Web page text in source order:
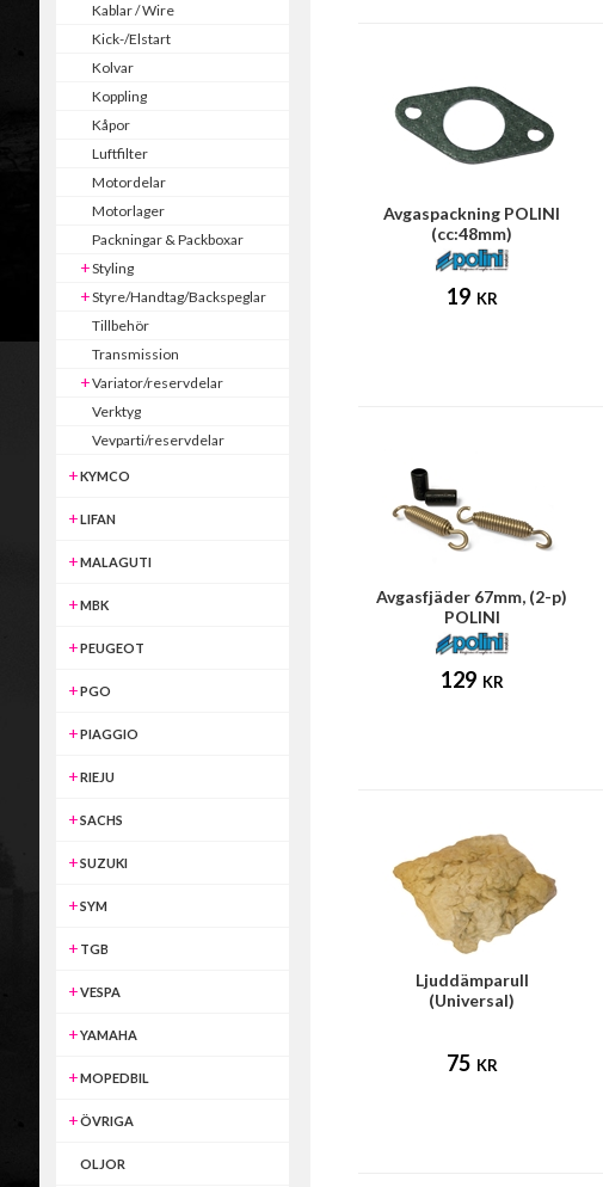
Kablar / Wire
Kick-/Elstart
Kolvar
Koppling
Kåpor
Luftfilter
Motordelar
Motorlager
Packningar & Packboxar
Styling
Styre/Handtag/Backspeglar
Tillbehör
Transmission
Variator/reservdelar
Verktyg
Vevparti/reservdelar
KYMCO
LIFAN
MALAGUTI
MBK
PEUGEOT
PGO
PIAGGIO
RIEJU
SACHS
SUZUKI
SYM
TGB
VESPA
YAMAHA
MOPEDBIL
ÖVRIGA
OLJOR
Avgaspackning POLINI
(cc:48mm)
19 KR
Avgasfjäder 67mm, (2-p)
POLINI
129 KR
Ljuddämparull
(Universal)
75 KR